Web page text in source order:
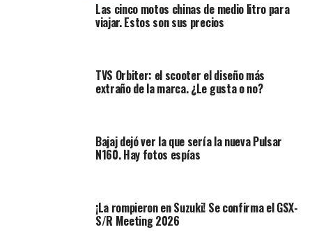
fuerte que ya figura entre las motos más vendidas en
general, gracias a su balance entre funcionalidad
¿Qué cambia para el modelo 2026?
introducen cambios en el escape, el catalizador y la
programación de la ECU para cumplir con normas más
Las cinco motos chinas de medio litro para
viajar. Estos son sus precios
TVS Orbiter: el scooter el diseño más
extraño de la marca. ¿Le gusta o no?
Bajaj dejó ver la que sería la nueva Pulsar
N160. Hay fotos espías
¡La rompieron en Suzuki! Se confirma el GSX-
S/R Meeting 2026